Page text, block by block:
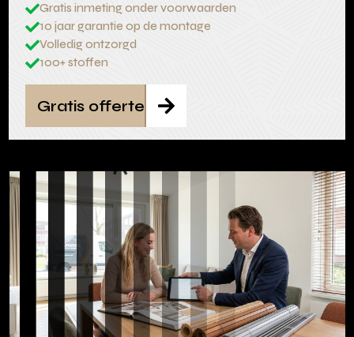
Gratis inmeting onder voorwaarden
10 jaar garantie op de montage
Volledig ontzorgd
100+ stoffen

Gratis offerte